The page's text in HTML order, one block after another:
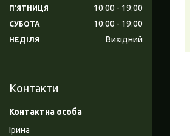
ПʼЯТНИЦЯ 10:00 19:00
СУБОТА 10:00 19:00
НЕДІЛЯ Вихідний
Контакти
Ірина